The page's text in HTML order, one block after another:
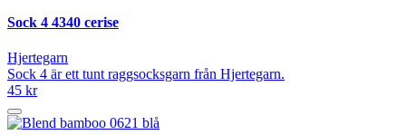
Sock 4 4340 cerise
Hjertegarn
Sock 4 är ett tunt raggsocksgarn från Hjertegarn.
45 kr